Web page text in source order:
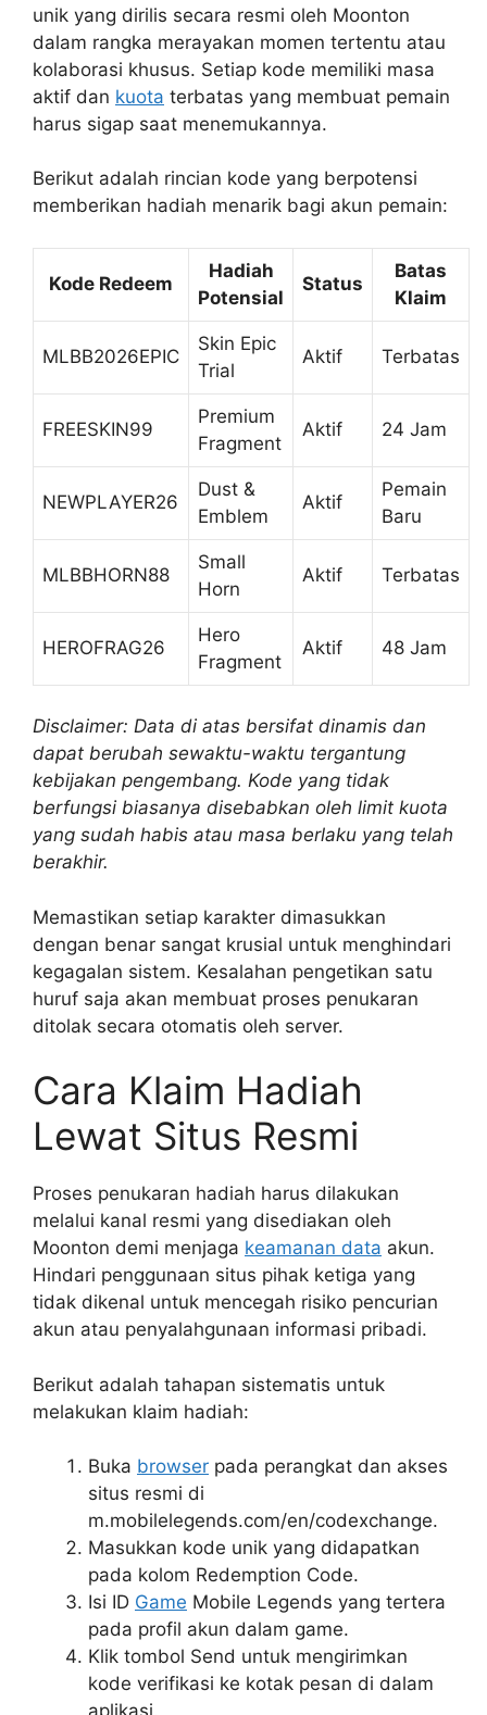
unik yang dirilis secara resmi oleh Moonton
dalam rangka merayakan momen tertentu atau
kolaborasi khusus. Setiap kode memiliki masa
aktif dan kuota terbatas yang membuat pemain
harus sigap saat menemukannya.
Berikut adalah rincian kode yang berpotensi
memberikan hadiah menarik bagi akun pemain:
Kode Redeem
Hadiah
Potensial
Status
Batas
Klaim
MLBB2026EPIC
Skin Epic
Trial
Aktif Terbatas
FREESKIN99
Premium
Fragment
Aktif 24 Jam
NEWPLAYER26
Dust &
Emblem
Aktif
Pemain
Baru
MLBBHORN88
Small
Horn
Aktif Terbatas
HEROFRAG26
Hero
Fragment
Aktif 48 Jam
Disclaimer: Data di atas bersifat dinamis dan
dapat berubah sewaktu-waktu tergantung
kebijakan pengembang. Kode yang tidak
berfungsi biasanya disebabkan oleh limit kuota
yang sudah habis atau masa berlaku yang telah
berakhir.
Memastikan setiap karakter dimasukkan
dengan benar sangat krusial untuk menghindari
kegagalan sistem. Kesalahan pengetikan satu
huruf saja akan membuat proses penukaran
ditolak secara otomatis oleh server.
Cara Klaim Hadiah
Lewat Situs Resmi
Proses penukaran hadiah harus dilakukan
melalui kanal resmi yang disediakan oleh
Moonton demi menjaga keamanan data akun.
Hindari penggunaan situs pihak ketiga yang
tidak dikenal untuk mencegah risiko pencurian
akun atau penyalahgunaan informasi pribadi.
Berikut adalah tahapan sistematis untuk
melakukan klaim hadiah:
Buka browser pada perangkat dan akses
situs resmi di
m.mobilelegends.com/en/codexchange.
Masukkan kode unik yang didapatkan
pada kolom Redemption Code.
Isi ID Game Mobile Legends yang tertera
pada profil akun dalam game.
Klik tombol Send untuk mengirimkan
kode verifikasi ke kotak pesan di dalam